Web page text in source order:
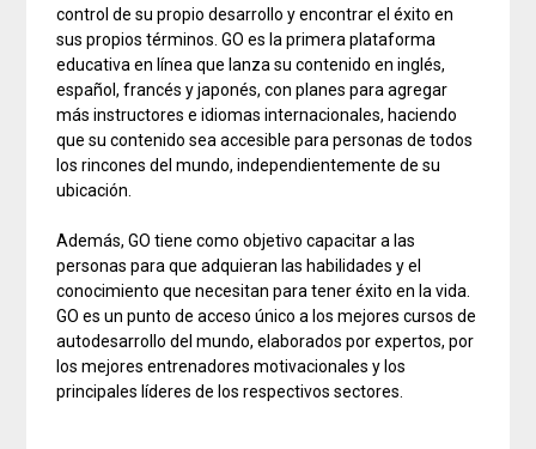
control de su propio desarrollo y encontrar el éxito en
sus propios términos. GO es la primera plataforma
educativa en línea que lanza su contenido en inglés,
español, francés y japonés, con planes para agregar
más instructores e idiomas internacionales, haciendo
que su contenido sea accesible para personas de todos
los rincones del mundo, independientemente de su
ubicación.
Además, GO tiene como objetivo capacitar a las
personas para que adquieran las habilidades y el
conocimiento que necesitan para tener éxito en la vida.
GO es un punto de acceso único a los mejores cursos de
autodesarrollo del mundo, elaborados por expertos, por
los mejores entrenadores motivacionales y los
principales líderes de los respectivos sectores.